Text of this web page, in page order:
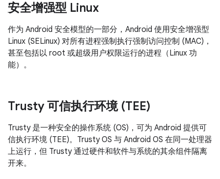
安全增强型 Linux
作为 Android 安全模型的一部分，Android 使用安全增强型
Linux (SELinux) 对所有进程强制执行强制访问控制 (MAC)，
甚至包括以 root 或超级用户权限运行的进程（Linux 功
能）。
Trusty 可信执行环境 (TEE)
Trusty 是一种安全的操作系统 (OS)，可为 Android 提供可
信执行环境 (TEE)。Trusty OS 与 Android OS 在同一处理器
上运行，但 Trusty 通过硬件和软件与系统的其余组件隔离
开来。